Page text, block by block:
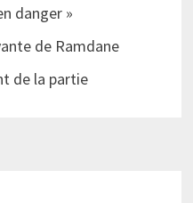
danger »
de Ramdane
de la partie